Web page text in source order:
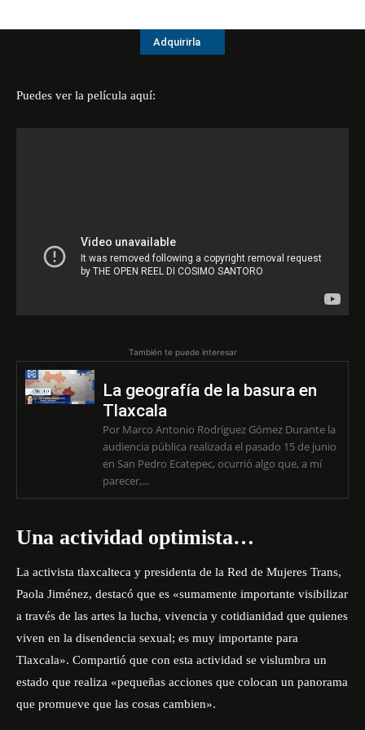
Adquirirla
Puedes ver la película aquí:
También te puede interesar
La geografía de la basura en
Tlaxcala
Por Marco Antonio Rodríguez Gómez Durante la
audiencia pública realizada el pasado 15 de junio
en San Pedro Ecatepec, ocurrió algo que, a mí
parecer,...
Una actividad optimista…
La activista tlaxcalteca y presidenta de la Red de Mujeres Trans,
Paola Jiménez, destacó que es «sumamente importante visibilizar
a través de las artes la lucha, vivencia y cotidianidad que quienes
viven en la disendencia sexual; es muy importante para
Tlaxcala». Compartió que con esta actividad se vislumbra un
estado que realiza «pequeñas acciones que colocan un panorama
que promueve que las cosas cambien».